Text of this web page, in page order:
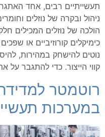
תעשייתיים רבים, אחד
ניהול ובקרה של נוזלים
הולכה של נוזלים המכילים
כימיקלים קורוזיביים או
נוטים להישחק במהירות,
קווי הייצור. כדי להתגבר
רוטמטר
במערכות